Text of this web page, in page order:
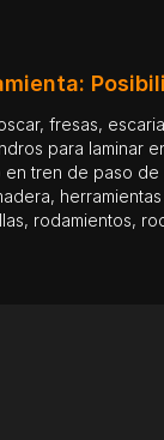
para laminar
en tren de paso
rodamientos,